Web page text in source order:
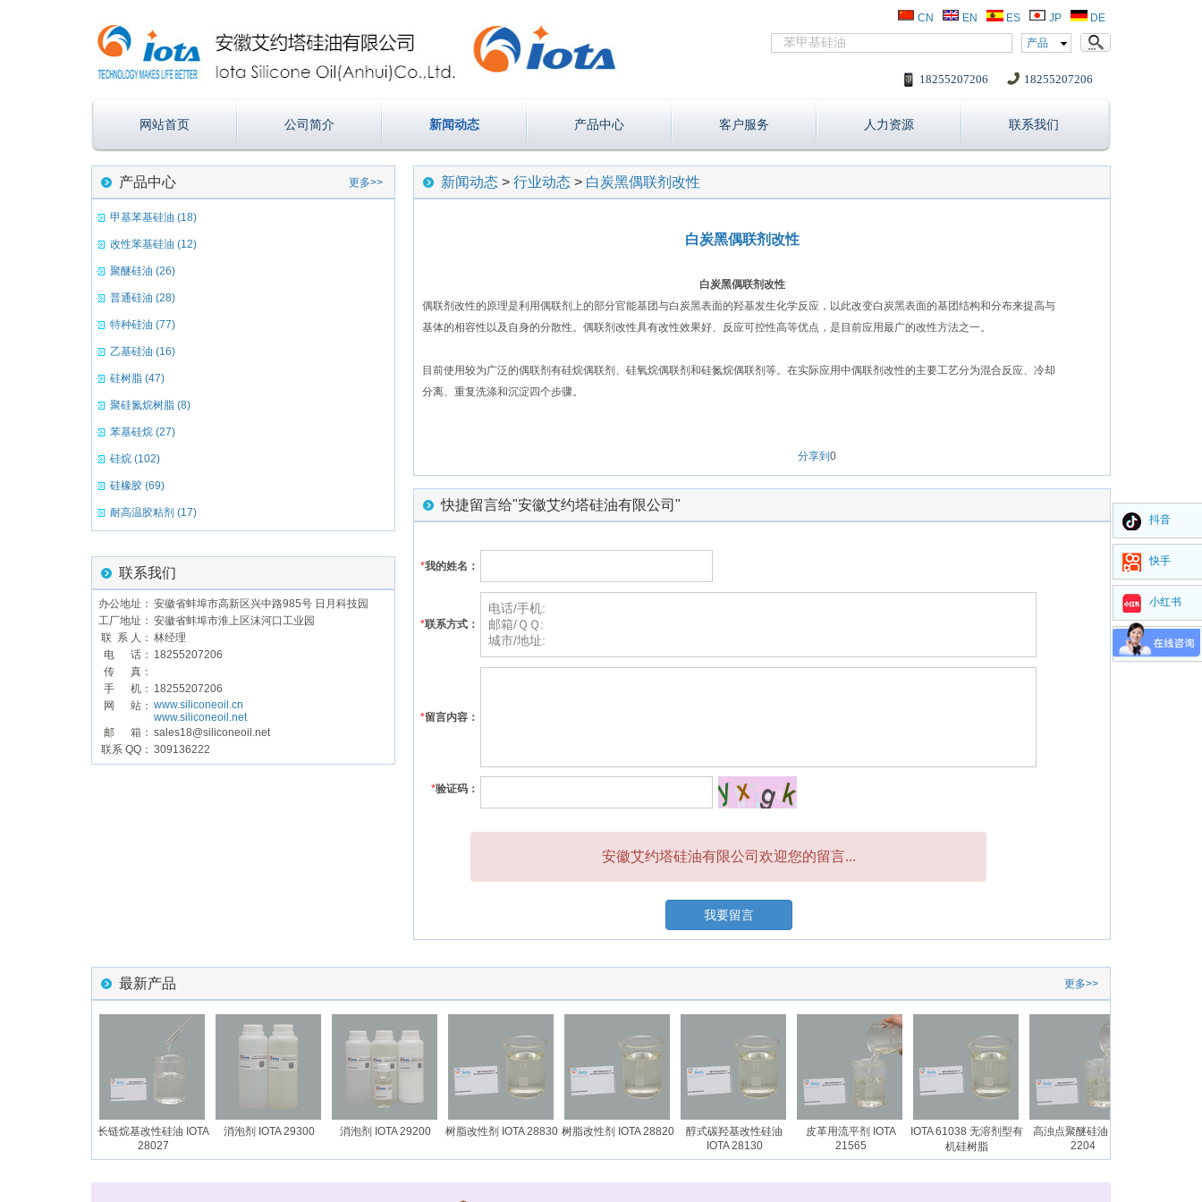
CN EN ES JP
DE
产品
18255207206
18255207206
网站首页 公司简介 新闻动态 产品中心 客户服务 人力资源 联系我们
产品中心 更多>>
甲基苯基硅油 (18)
改性苯基硅油 (12)
聚醚硅油 (26)
普通硅油 (28)
特种硅油 (77)
乙基硅油 (16)
硅树脂 (47)
聚硅氮烷树脂 (8)
苯基硅烷 (27)
硅烷 (102)
硅橡胶 (69)
耐高温胶粘剂 (17)
联系我们
办公地址： 安徽省蚌埠市高新区兴中路985号 日月科技园
工厂地址： 安徽省蚌埠市淮上区沫河口工业园
联 系 人： 林经理
电 话： 18255207206
传 真：
手 机： 18255207206
网 站： www.siliconeoil.cn
www.siliconeoil.net
邮 箱： sales18@siliconeoil.net
联系 QQ： 309136222
新闻动态 > 行业动态 > 白炭黑偶联剂改性
白炭黑偶联剂改性
白炭黑偶联剂改性
偶联剂改性的原理是利用偶联剂上的部分官能基团与白炭黑表面的羟基发生化学反应，以此改变白炭黑表面的基团结构和分布来提高与
基体的相容性以及自身的分散性。偶联剂改性具有改性效果好、反应可控性高等优点，是目前应用最广的改性方法之一。
目前使用较为广泛的偶联剂有硅烷偶联剂、硅氧烷偶联剂和硅氮烷偶联剂等。在实际应用中偶联剂改性的主要工艺分为混合反应、冷却
分离、重复洗涤和沉淀四个步骤。
分享到 0
快捷留言给"安徽艾约塔硅油有限公司"
*我的姓名：
*联系方式：
*留言内容：
*验证码：
安徽艾约塔硅油有限公司欢迎您的留言...
我要留言
最新产品 更多>>
长链烷基改性硅油 IOTA
28027
消泡剂 IOTA 29300 消泡剂 IOTA 29200 树脂改性剂 IOTA 28830 树脂改性剂 IOTA 28820
醇式碳羟基改性硅油
IOTA 28130
皮革用流平剂 IOTA
21565
IOTA 61038 无溶剂型有
机硅树脂
高浊点聚醚硅油 IOTA
2204
抖音
快手
小红书
视频号